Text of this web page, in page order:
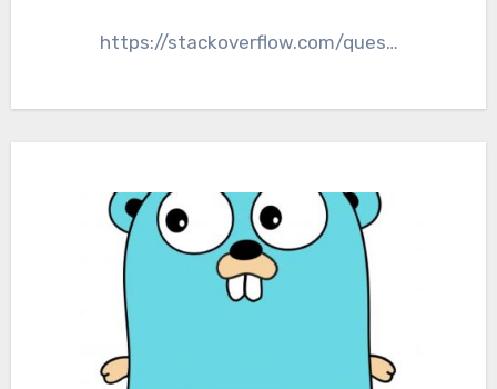
https://stackoverflow.com/ques…